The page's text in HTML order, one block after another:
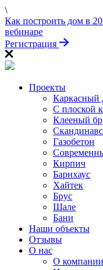
\
Как построить дом в
вебинаре
Регистрация
Проекты
Каркасный
С плоской
Клееный
Газобетон
Кирпич
Барнхаус
Хайтек
Брус
Шале
Бани
Наши объекты
Отзывы
О нас
О компании
«Заберите